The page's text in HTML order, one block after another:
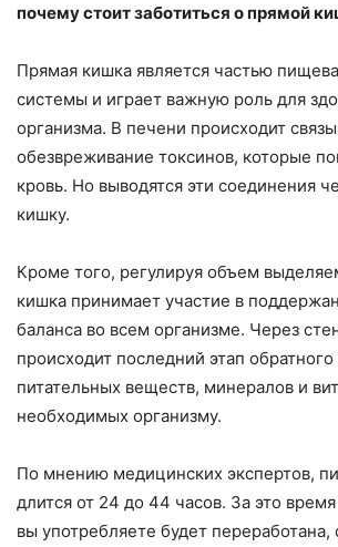
почему стоит заботиться о прямой
Прямая кишка является частью
системы и играет важную роль для
организма. В печени происходит
обезвреживание токсинов, которые
кровь. Но выводятся эти соединения
кишку.
Кроме того, регулируя объем
кишка принимает участие в
баланса во всем организме. Через
происходит последний этап
питательных веществ, минералов и
необходимых организму.
По мнению медицинских экспертов,
длится от 24 до 44 часов. За это
вы употребляете будет переработана,